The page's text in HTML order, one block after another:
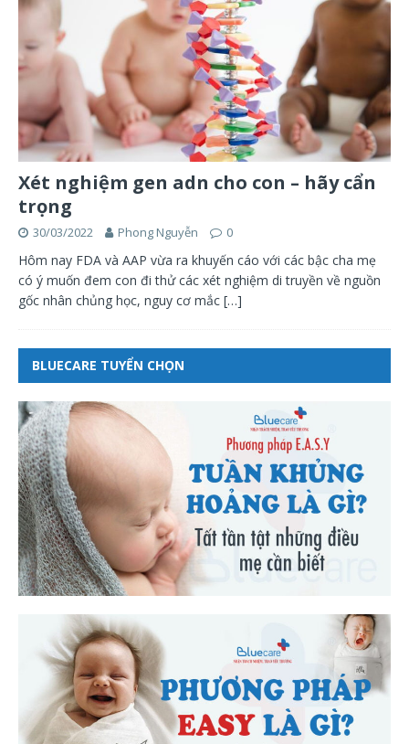
Xét nghiệm gen adn cho con – hãy cẩn
trọng
30/03/2022 Phong Nguyễn 0
Hôm nay FDA và AAP vừa ra khuyến cáo với các bậc cha mẹ
có ý muốn đem con đi thử các xét nghiệm di truyền về nguồn
gốc nhân chủng học, nguy cơ mắc […]
BLUECARE TUYỂN CHỌN